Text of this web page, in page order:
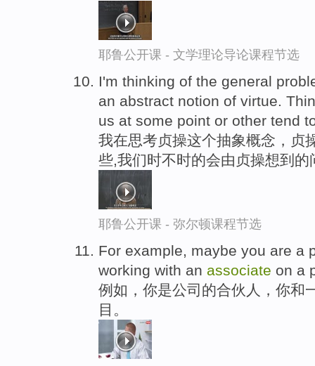
耶鲁公开课 - 文学理论导论课程节选
I'm thinking of the general
an abstract notion of virtue.
us at some point or other tend
我在思考贞操这个抽象概念，贞
些,我们时不时的会由贞操想到的
耶鲁公开课 - 弥尔顿课程节选
For example, maybe you are a
working with an associate on a
例如，你是公司的合伙人，你和
目。